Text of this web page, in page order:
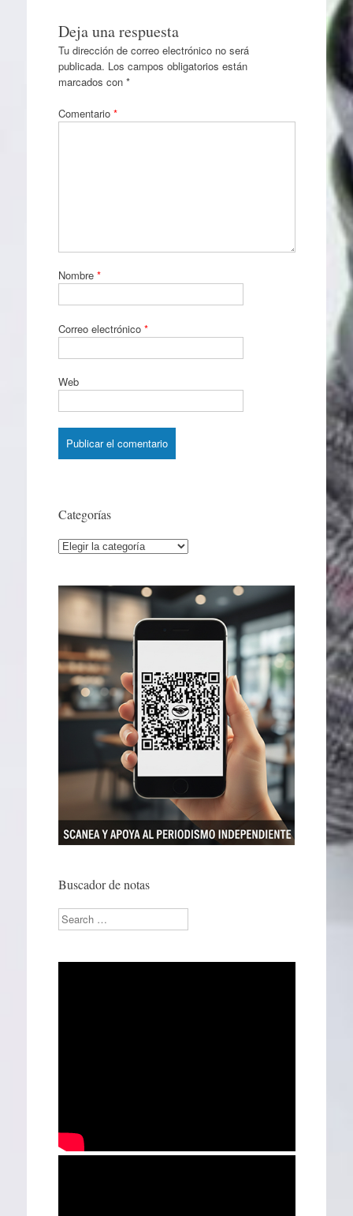
Deja una respuesta
Tu dirección de correo electrónico no será
publicada. Los campos obligatorios están
marcados con *
Comentario *
Nombre *
Correo electrónico *
Web
Categorías
Categorías
Buscador de notas
Search